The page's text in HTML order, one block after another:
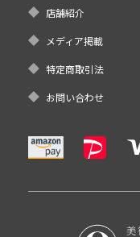
店舗紹介
メディア掲載
特定商取引法
お問い合わせ